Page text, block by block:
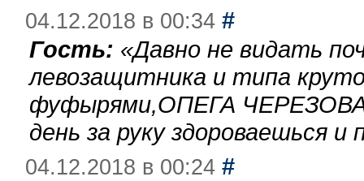
04.12.2018 в 00:34 #
Гость: «Давно не видать
левозащитника и типа
фуфырями,ОПЕГА
день за руку здороваешься
04.12.2018 в 00:24 #